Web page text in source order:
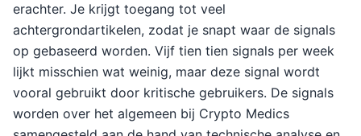
erachter. Je krijgt toegang tot veel
achtergrondartikelen, zodat je snapt waar de signals
op gebaseerd worden. Vijf tien tien signals per week
lijkt misschien wat weinig, maar deze signal wordt
vooral gebruikt door kritische gebruikers. De signals
worden over het algemeen bij Crypto Medics